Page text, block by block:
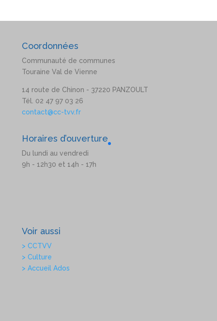
Coordonnées
Communauté de communes
Touraine Val de Vienne
14 route de Chinon - 37220 PANZOULT
Tél. 02 47 97 03 26
contact@cc-tvv.fr
Horaires d’ouverture
Du lundi au vendredi
9h - 12h30 et 14h - 17h
Voir aussi
> CCTVV
> Culture
> Accueil Ados